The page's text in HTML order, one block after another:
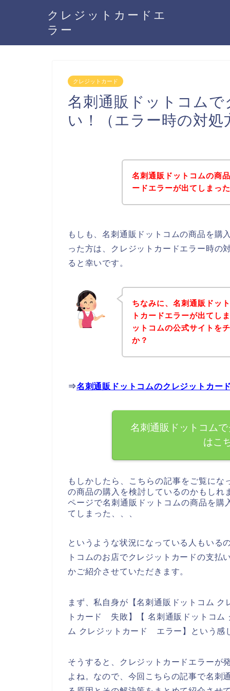
クレジットカードエ
ラー
クレジットカード
名刺通販ドットコム
い！（エラー時の対処
名刺通販ドットコムの商
ードエラーが出てしまっ
もしも、名刺通販ドットコムの商品を購
った方は、クレジットカードエラー時の
ると幸いです。
ちなみに、名刺通販ドッ
トカードエラーが出てし
ットコムの公式サイトを
か？
⇒名刺通販ドットコムのクレジットカー
名刺通販ドットコム
はこ
もしかしたら、こちらの記事をご覧に
の商品の購入を検討しているのかもし
ページで名刺通販ドットコムの商品を
てしまった、、、
というような状況になっている人もいる
トコムのお店でクレジットカードの支払
かご紹介させていただきます。
まず、私自身が【名刺通販ドットコム
トカード 失敗】【 名刺通販ドットコ
ム クレジットカード エラー】という感
そうすると、クレジットカードエラーが
よね。なので、今回こちらの記事で名刺